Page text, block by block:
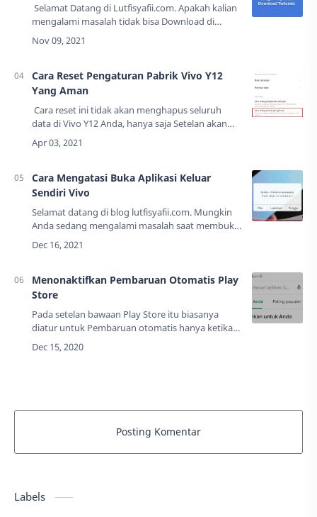
Selamat Datang di Lutfisyafii.com. Apakah kalian
mengalami masalah tidak bisa Download di
Google Play Store? Atau masalah Download
tertunda di Google Play Store? Masalah ini …
Cara Reset Pengaturan Pabrik Vivo Y12
Yang Aman
Cara reset ini tidak akan menghapus seluruh
data di Vivo Y12 Anda, hanya saja Setelan akan
kembali seperti semula waktu Anda membeli
Smartphone ini.Apa yang berubah?Kata sand…
Cara Mengatasi Buka Aplikasi Keluar
Sendiri Vivo
Selamat datang di blog lutfisyafii.com. Mungkin
Anda sedang mengalami masalah saat membuka
Aplikasi di Vivo keluar sendiri atau tidak
menanggapi dan begitu seterusnya. Aplikasi tid…
Menonaktifkan Pembaruan Otomatis Play
Store
Pada setelan bawaan Play Store itu biasanya
diatur untuk Pembaruan otomatis hanya ketika
perangkat terkoneksi dengan Wi-Fi. Oleh sebab
itu jangan heran ketika ponsel Anda ters…
Posting Komentar
Labels